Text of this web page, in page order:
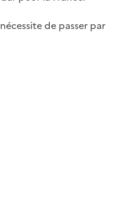
de passer par